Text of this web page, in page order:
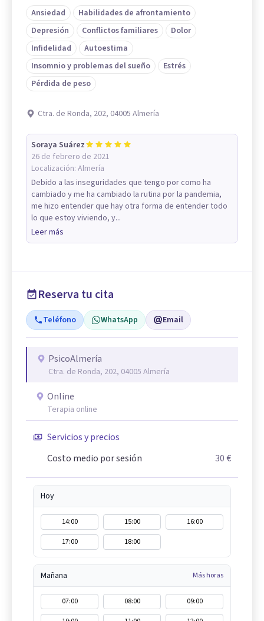
Ansiedad
Habilidades de afrontamiento
Depresión
Conflictos familiares
Dolor
Infidelidad
Autoestima
Insomnio y problemas del sueño
Estrés
Pérdida de peso
Ctra. de Ronda, 202, 04005 Almería
Soraya Suárez
26 de febrero de 2021
Localización: Almería
Debido a las inseguridades que tengo por como ha
cambiado y me ha cambiado la rutina por la pandemia,
me hizo entender que hay otra forma de entender todo
lo que estoy viviendo, y...
Leer más
Reserva tu cita
Teléfono WhatsApp Email
PsicoAlmería
Ctra. de Ronda, 202, 04005 Almería
Online
Terapia online
Servicios y precios
Costo medio por sesión
30 €
Hoy
14:00 15:00
16:00
17:00
18:00
Mañana Más horas
07:00 08:00
09:00